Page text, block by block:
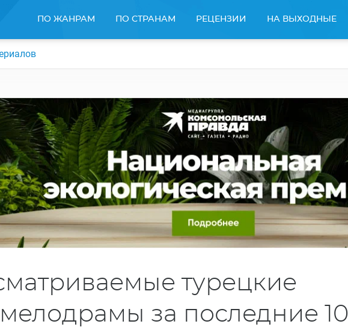
ПО ЖАНРАМ ПО СТРАНАМ РЕЦЕНЗИИ НА ВЫХОДНЫЕ
турецкие
за последние 10